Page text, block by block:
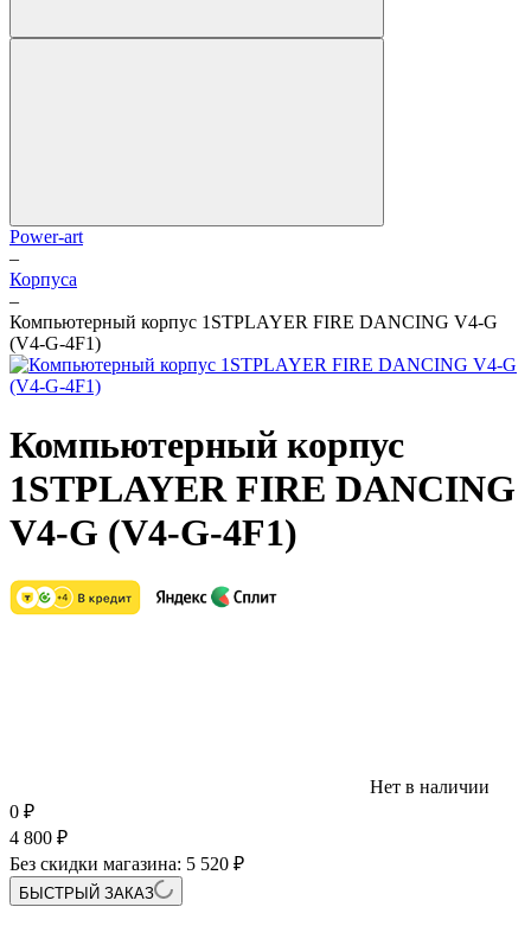
Power-art
–
Корпуса
–
Компьютерный корпус 1STPLAYER FIRE DANCING V4-G
(V4-G-4F1)
Компьютерный корпус
1STPLAYER FIRE DANCING
V4-G (V4-G-4F1)
Нет в наличии
0 ₽
4 800 ₽
Без скидки магазина: 5 520 ₽
БЫСТРЫЙ ЗАКАЗ